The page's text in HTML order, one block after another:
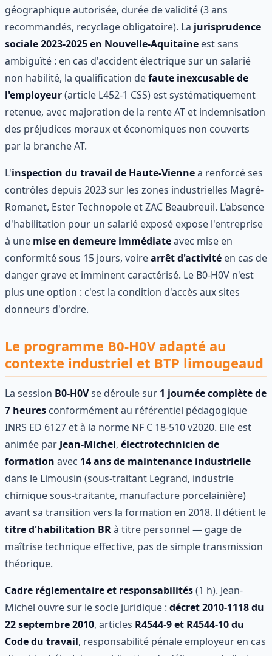
géographique autorisée, durée de validité (3 ans
recommandés, recyclage obligatoire). La jurisprudence
sociale 2023-2025 en Nouvelle-Aquitaine est sans
ambiguïté : en cas d'accident électrique sur un salarié
non habilité, la qualification defaute inexcusable de
l'employeur(article L452-1 CSS) est systématiquement
retenue, avec majoration de la rente AT et indemnisation
des préjudices moraux et économiques non couverts
par la branche AT.
L'inspection du travail de Haute-Viennea renforcé ses
contrôles depuis 2023 sur les zones industrielles Magré-
Romanet, Ester Technopole et ZAC Beaubreuil. L'absence
d'habilitation pour un salarié exposé expose l'entreprise
à une mise en demeure immédiateavec mise en
conformité sous 15 jours, voirearrêt d'activité en cas de
danger grave et imminent caractérisé. Le B0-H0V n'est
plus une option : c'est la condition d'accès aux sites
donneurs d'ordre.
Le programme B0-H0V adapté au
contexte industriel et BTP limougeaud
La session B0-H0Vse déroule sur 1 journée complète de
7 heures conformément au référentiel pédagogique
INRS ED 6127 et à la norme NF C 18-510 v2020. Elle est
animée par Jean-Michel, électrotechnicien de
formation avec 14 ans de maintenance industrielle
dans le Limousin (sous-traitant Legrand, industrie
chimique sous-traitante, manufacture porcelainière)
avant sa transition vers la formation en 2018. Il détient le
titre d'habilitation BRà titre personnel — gage de
maîtrise technique effective, pas de simple transmission
théorique.
Cadre réglementaire et responsabilités(1 h). Jean-
Michel ouvre sur le socle juridique : décret 2010-1118 du
22 septembre 2010, articles R4544-9 et R4544-10 du
Code du travail, responsabilité pénale employeur en cas